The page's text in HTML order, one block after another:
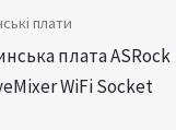
плати
плата ASRock
WiFi Socket